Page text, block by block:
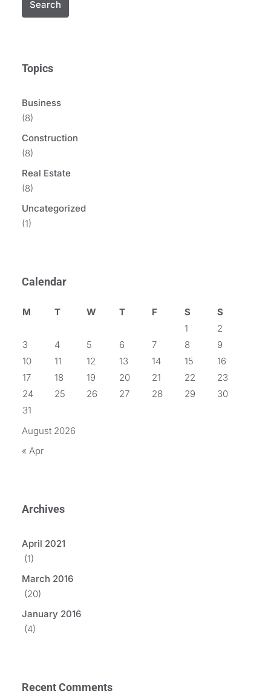
Search
Topics
Business
(8)
Construction
(8)
Real Estate
(8)
Uncategorized
(1)
Calendar
August 2026
M T W T F S
S
1
2
3
4 5 6 7 8
9
10
11 12 13 14 15
16
17
18 19 20 21 22
23
24
25 26 27 28 29
30
31
« Apr
Archives
April 2021
(1)
March 2016
(20)
January 2016
(4)
Recent Comments